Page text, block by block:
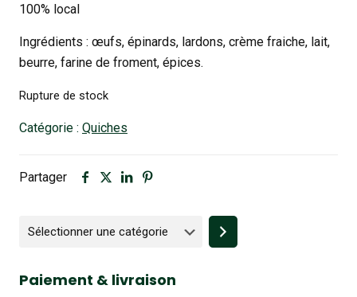
100% local
Ingrédients : œufs, épinards, lardons, crème fraiche, lait,
beurre, farine de froment, épices.
Rupture de stock
Catégorie : Quiches
Partager
Sélectionner
une
Paiement & livraison